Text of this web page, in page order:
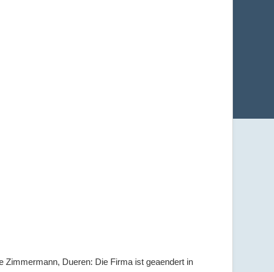
Zimmermann, Dueren: Die Firma ist geaendert in